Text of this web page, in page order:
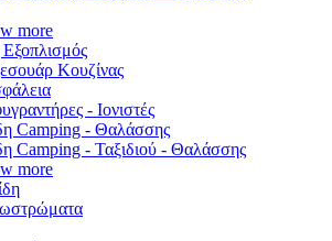
more
Εξοπλισμός
Κουζίνας
- Ιονιστές
Camping - Θαλάσσης
Camping - Ταξιδιού - Θαλάσσης
more